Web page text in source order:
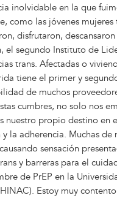
inolvidable en la que
como las jóvenes
disfrutaron,
el segundo Instituto de
trans. Afectadas o
tiene el primer y
de muchos
cumbres, no solo nos
nuestro propio destino en
y la adherencia. Muchas
sensación
y barreras para el
de PrEP en la
Estoy muy